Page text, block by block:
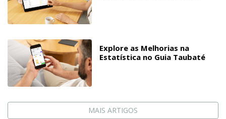
Explore as Melhorias na
Estatística no Guia Taubaté
MAIS ARTIGOS